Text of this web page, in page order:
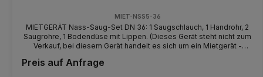
MIET-NSS5-36
MIETGERÄT Nass-Saug-Set DN 36: 1 Saugschlauch, 1 Handrohr, 2
Saugrohre, 1 Bodendüse mit Lippen. (Dieses Gerät steht nicht zum
Verkauf, bei diesem Gerät handelt es sich um ein Mietgerät -
Bedienung vertraut)
Preis auf Anfrage